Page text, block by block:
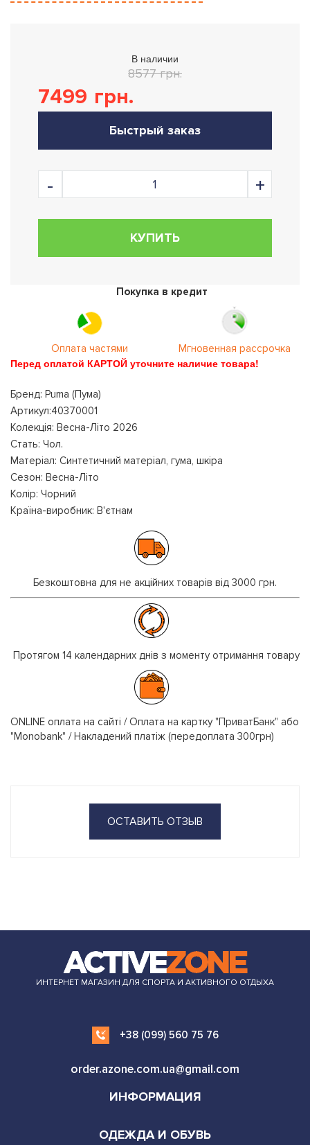
В наличии
8577 грн.
7499 грн.
Быстрый заказ
КУПИТЬ
Покупка в кредит
Оплата частями Мгновенная рассрочка
Перед оплатой КАРТОЙ уточните наличие товара!
Бренд: Puma (Пума)
Артикул:40370001
Колекція: Весна-Літо 2026
Стать: Чол.
Матеріал: Синтетичний матеріал, гума, шкіра
Сезон: Весна-Літо
Колір: Чорний
Країна-виробник: В'єтнам
Безкоштовна для не акційних товарів від 3000 грн.
Протягом 14 календарних днів з моменту отримання товару
ONLINE оплата на сайті / Оплата на картку "ПриватБанк" або
"Monobank" / Накладений платіж (передоплата 300грн)
ОСТАВИТЬ ОТЗЫВ
ИНТЕРНЕТ МАГАЗИН ДЛЯ СПОРТА И АКТИВНОГО ОТДЫХА
+38 (099) 560 75 76
order.azone.com.ua@gmail.com
ИНФОРМАЦИЯ
ОДЕЖДА И ОБУВЬ